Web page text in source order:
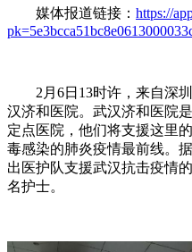
媒体报道链接： https://
2月6日13时许，来自深圳
汉济和医院。武汉济和医院
定点医院，他们将支援这里
毒感染的肺炎疫情最前线。
出医护队支援武汉抗击疫情
名护士。